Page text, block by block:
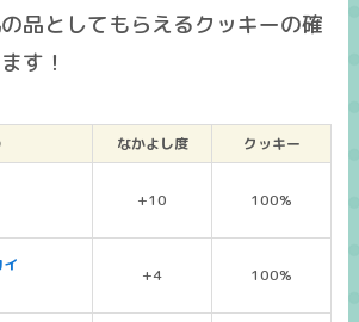
品としてもらえるクッキーの確
す！
なかよし度 クッキー
+10 100%
+4 100%